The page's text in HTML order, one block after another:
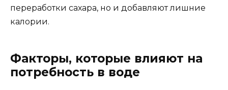
переработки сахара, но и добавляют лишние
калории.
Факторы, которые влияют на
потребность в воде